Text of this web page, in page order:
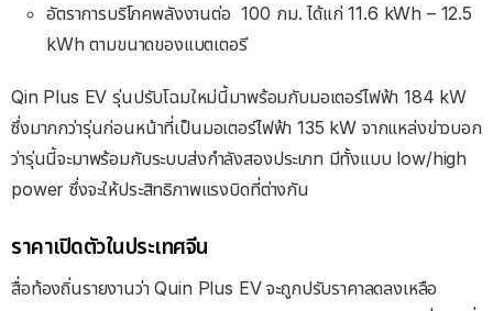
อัตราการบริโภคพลังงานต่อ 100 กม. ได้แก่ 11.6 kWh – 12.5
kWh ตามขนาดของแบตเตอรี
Qin Plus EV รุ่นปรับโฉมใหม่นี้มาพร้อมกับมอเตอร์ไฟฟ้า 184 kW
ซึ่งมากกว่ารุ่นก่อนหน้าที่เป็นมอเตอร์ไฟฟ้า 135 kW จากแหล่งข่าวบอก
ว่ารุ่นนี้จะมาพร้อมกับระบบส่งกำลังสองประเภท มีทั้งแบบ low/high
power ซึ่งจะให้ประสิทธิภาพแรงบิดที่ต่างกัน
ราคาเปิดตัวในประเทศจีน
สื่อท้องถิ่นรายงานว่า Quin Plus EV จะถูกปรับราคาลดลงเหลือ